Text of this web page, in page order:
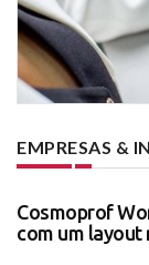
EMPRESAS &
Cosmoprof
com um layout